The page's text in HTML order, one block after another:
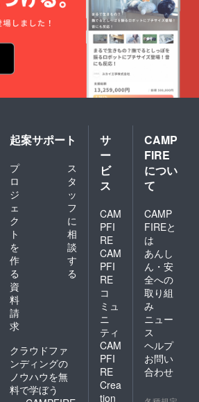
ました！
滅危惧
とすぐ
ごい量
、その
せてくだ
楽しす
備段階
トルが
ました
話は
でも同
断念し
まし
跡なの
のか？
ークなの
ん。改
っぱいあ
起案サポート
プ
ロ
ジ
ェ
ク
ト
を
作
る
ス
タ
ッ
フ
に
相
談
す
る
資
料
請
求
クラウドファ
ンディングの
ノウハウを無
料で学ぼう
サ
ー
ビ
ス
CAM
PFI
RE
CAM
PFI
RE
コ
ミュ
ニ
ティ
CAM
PFI
RE
Crea
tion
CAMP
FIRE
につい
て
CAMP
FIREと
は
あんし
ん・安
全への
取り組
み
ニュー
ス
ヘルプ
お問い
合わせ